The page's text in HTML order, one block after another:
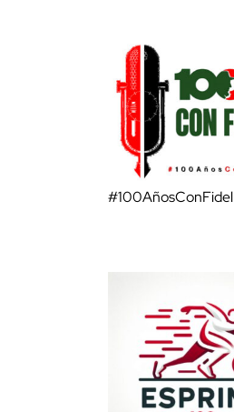
#100AñosConFidel